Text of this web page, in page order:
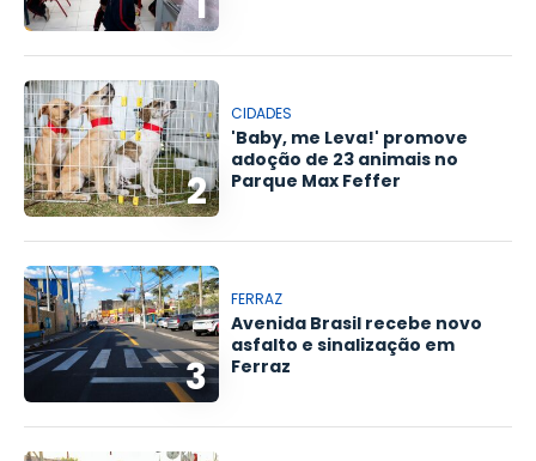
2
CIDADES
'Baby, me Leva!' promove
adoção de 23 animais no
Parque Max Feffer
3
FERRAZ
Avenida Brasil recebe novo
asfalto e sinalização em
Ferraz